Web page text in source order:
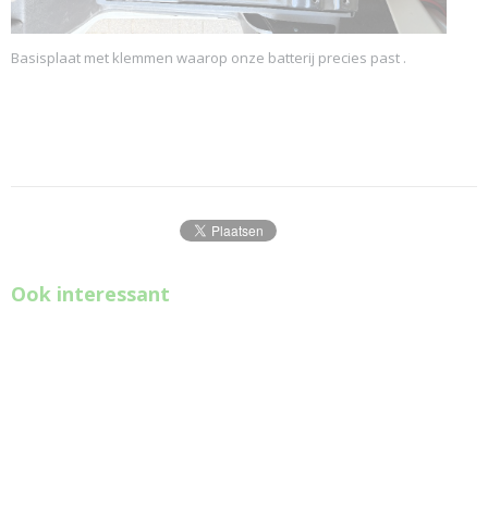
Basisplaat met klemmen waarop onze batterij precies past .
Ook interessant